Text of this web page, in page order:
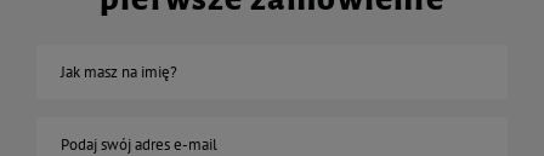
Jak masz na imię?
Podaj swój adres e-mail